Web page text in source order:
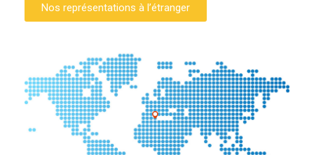
Nos représentations à l’étranger